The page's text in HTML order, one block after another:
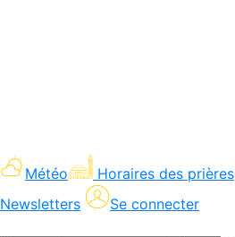
Météo Horaires des prières
Newsletters
Se connecter